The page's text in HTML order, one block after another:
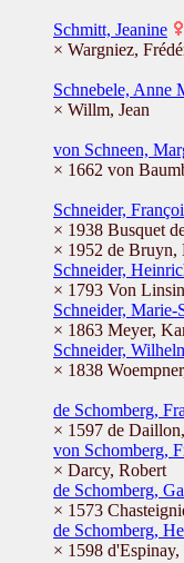
Schmitt, Jeanine
× Wargniez,
Schnebele, Anne
× Willm, Jean
von Schneen,
× 1662 von
Schneider,
× 1938 Busquet
× 1952 de Bruyn,
Schneider,
× 1793 Von
Schneider,
× 1863 Meyer,
Schneider,
× 1838
de Schomberg,
× 1597 de
von Schomberg,
× Darcy, Robert
de Schomberg,
× 1573
de Schomberg,
× 1598 d'Espinay,